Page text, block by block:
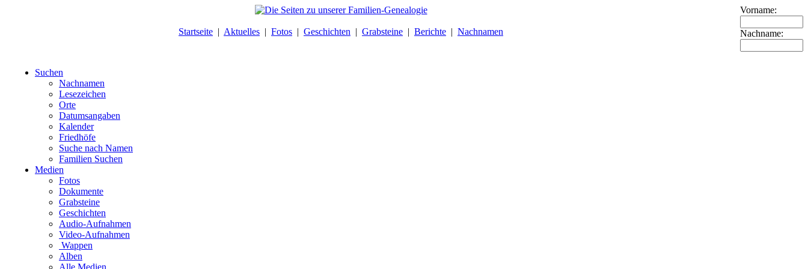
Startseite | Aktuelles | Fotos | Geschichten | Grabsteine | Berichte | Nachnamen
Vorname:
Nachname:
Suchen
Nachnamen
Lesezeichen
Orte
Datumsangaben
Kalender
Friedhöfe
Suche nach Namen
Familien Suchen
Medien
Fotos
Dokumente
Grabsteine
Geschichten
Audio-Aufnahmen
Video-Aufnahmen
Wappen
Alben
Alle Medien